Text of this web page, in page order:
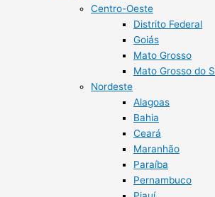
Centro-Oeste
Distrito Federal
Goiás
Mato Grosso
Mato Grosso do
Nordeste
Alagoas
Bahia
Ceará
Maranhão
Paraíba
Pernambuco